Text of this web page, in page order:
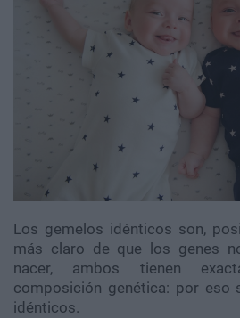
Los gemelos idénticos son,
más claro de que los genes
nacer, ambos tienen
composición genética: por eso
idénticos.